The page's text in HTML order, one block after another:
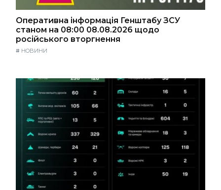
Оперативна інформація Генштабу ЗСУ
станом на 08:00 08.08.2026 щодо
російського вторгнення
# НОВИНИ